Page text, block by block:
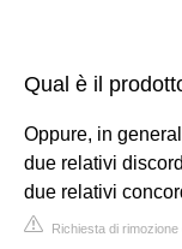
Qual è il
Oppure, in
due relativi
due relativi
Richiesta di rimozione